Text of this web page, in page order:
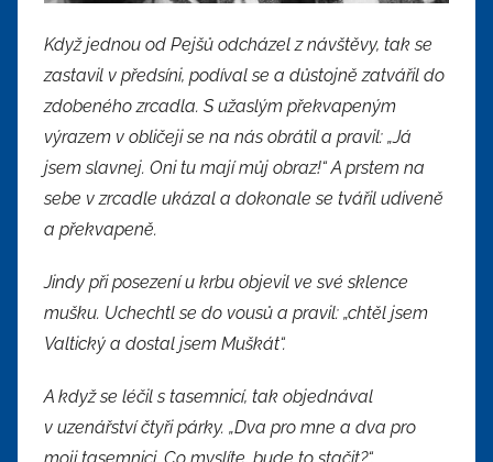
Když jednou od Pejšů odcházel z návštěvy, tak se
zastavil v předsíni, podíval se a důstojně zatvářil do
zdobeného zrcadla. S užaslým překvapeným
výrazem v obličeji se na nás obrátil a pravil: „Já
jsem slavnej. Oni tu mají můj obraz!“ A prstem na
sebe v zrcadle ukázal a dokonale se tvářil udiveně
a překvapeně.
Jindy při posezení u krbu objevil ve své sklence
mušku. Uchechtl se do vousů a pravil: „chtěl jsem
Valtický a dostal jsem Muškát“.
A když se léčil s tasemnicí, tak objednával
v uzenářství čtyři párky. „Dva pro mne a dva pro